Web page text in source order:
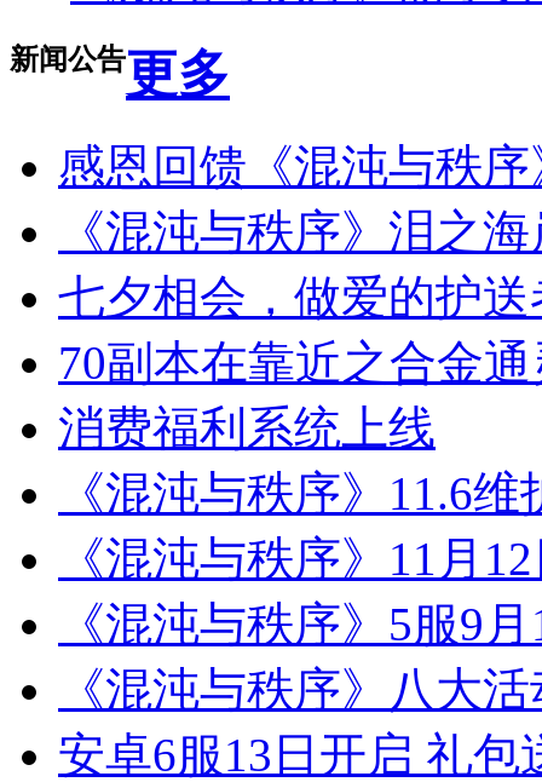
新闻公告更多
感恩回馈《混沌与秩
《混沌与秩序》泪之
七夕相会，做爱的护送
70副本在靠近之合金
消费福利系统上线
《混沌与秩序》11.6维
《混沌与秩序》11月
《混沌与秩序》5服9
《混沌与秩序》八大
安卓6服13日开启 礼包